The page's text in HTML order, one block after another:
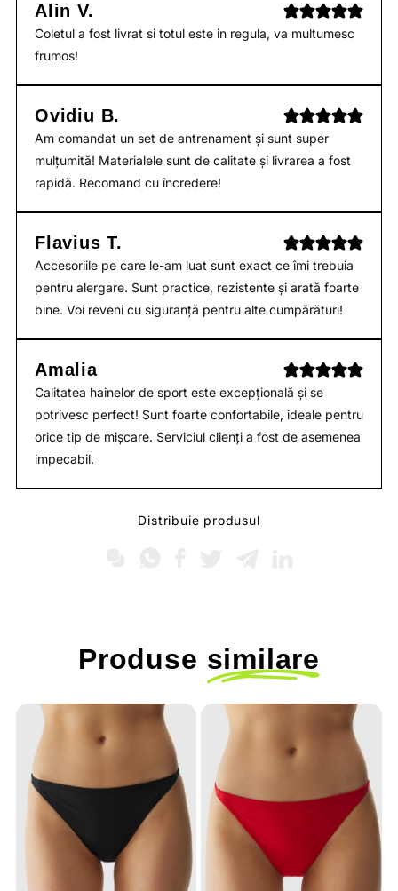
Alin V.
Coletul a fost livrat si totul este in regula, va multumesc
frumos!
Ovidiu B.
Am comandat un set de antrenament și sunt super
mulțumită! Materialele sunt de calitate și livrarea a fost
rapidă. Recomand cu încredere!
Flavius T.
Accesoriile pe care le-am luat sunt exact ce îmi trebuia
pentru alergare. Sunt practice, rezistente și arată foarte
bine. Voi reveni cu siguranță pentru alte cumpărături!
Amalia
Calitatea hainelor de sport este excepțională și se
potrivesc perfect! Sunt foarte confortabile, ideale pentru
orice tip de mișcare. Serviciul clienți a fost de asemenea
impecabil.
Distribuie produsul
Produse similare